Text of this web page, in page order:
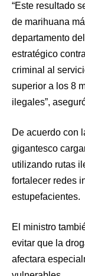
“Este resultado
de marihuana
departamento
estratégico
criminal al
superior a los 8
ilegales”,
De acuerdo con
gigantesco
utilizando rutas
fortalecer redes
estupefacientes.
El ministro
evitar que la
afectara